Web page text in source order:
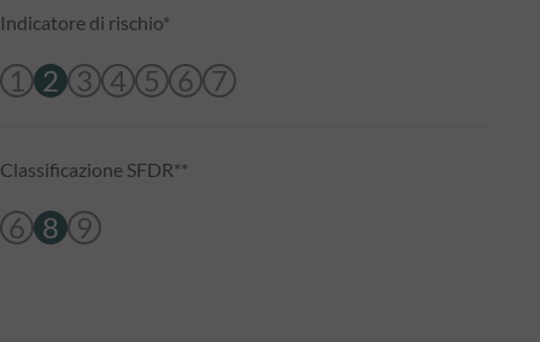
Indicatore di rischio*
1 2 3 4 5 6 7
Classificazione SFDR**
6 8 9